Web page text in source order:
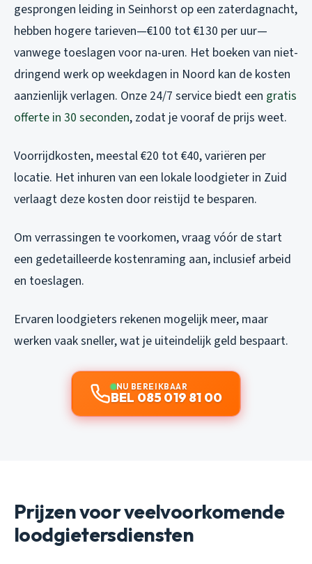
gesprongen leiding in Seinhorst op een zaterdagnacht,
hebben hogere tarieven—€100 tot €130 per uur—
vanwege toeslagen voor na-uren. Het boeken van niet-
dringend werk op weekdagen in Noord kan de kosten
aanzienlijk verlagen. Onze 24/7 service biedt een gratis
offerte in 30 seconden, zodat je vooraf de prijs weet.
Voorrijdkosten, meestal €20 tot €40, variëren per
locatie. Het inhuren van een lokale loodgieter in Zuid
verlaagt deze kosten door reistijd te besparen.
Om verrassingen te voorkomen, vraag vóór de start
een gedetailleerde kostenraming aan, inclusief arbeid
en toeslagen.
Ervaren loodgieters rekenen mogelijk meer, maar
werken vaak sneller, wat je uiteindelijk geld bespaart.
NU BEREIKBAAR
BEL 085 019 81 00
Prijzen voor veelvoorkomende
loodgietersdiensten